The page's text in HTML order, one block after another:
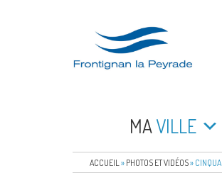
MAVILLE
ACCUEIL » PHOTOS ET VIDÉOS»